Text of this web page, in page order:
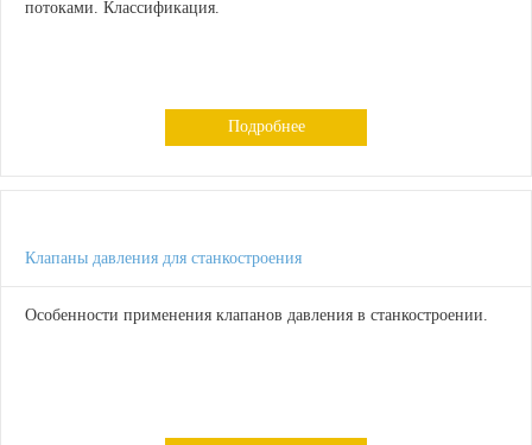
потоками. Классификация.
Подробнее
Клапаны давления для станкостроения
Особенности применения клапанов давления в станкостроении.